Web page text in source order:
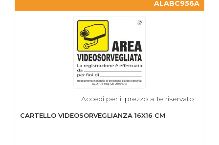
ALABC956A
Accedi per il prezzo a Te riservato
CARTELLO VIDEOSORVEGLIANZA 16X16 CM